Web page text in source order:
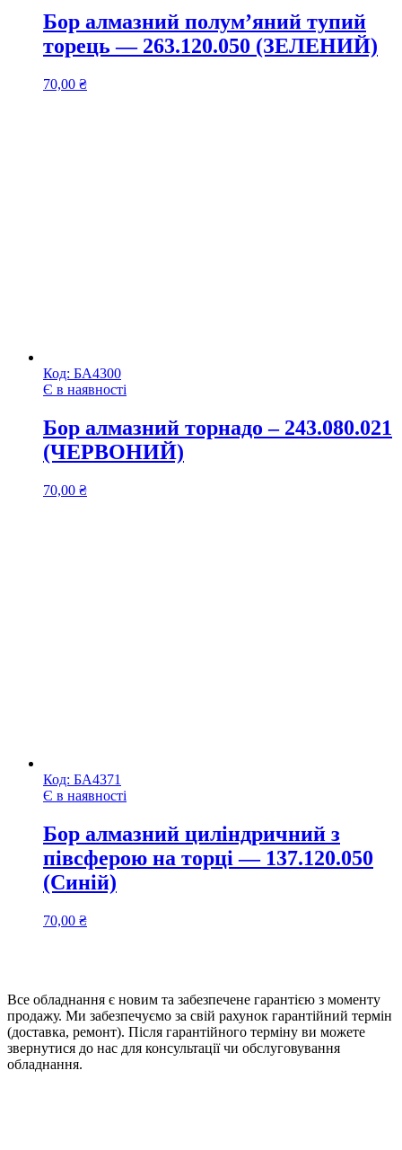
Бор алмазний полум’яний тупий
торець — 263.120.050 (ЗЕЛЕНИЙ)
70,00 ₴
Код: БА4300
Є в наявності
Бор алмазний торнадо – 243.080.021
(ЧЕРВОНИЙ)
70,00 ₴
Код: БА4371
Є в наявності
Бор алмазний циліндричний з
півсферою на торці — 137.120.050
(Синій)
70,00 ₴
Все обладнання є новим та забезпечене гарантією з моменту
продажу. Ми забезпечуємо за свій рахунок гарантійний термін
(доставка, ремонт). Після гарантійного терміну ви можете
звернутися до нас для консультації чи обслуговування
обладнання.